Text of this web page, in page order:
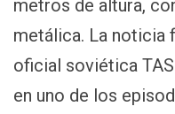
metros de altura,
metálica. La noticia
oficial soviética
en uno de los